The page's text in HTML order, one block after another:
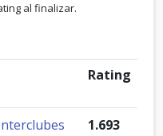
al finalizar.
Rating
1.693